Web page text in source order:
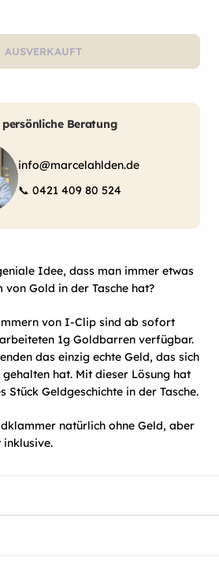
AUSVERKAUFT
persönliche Beratung
info@marcelahlden.de
📞 0421 409 80 524
Idee, dass man immer etwas
von Gold in der Tasche hat?
von I-Clip sind ab sofort
1g Goldbarren verfügbar.
das einzig echte Geld, das sich
hat. Mit dieser Lösung hat
Stück Geldgeschichte in der Tasche.
natürlich ohne Geld, aber